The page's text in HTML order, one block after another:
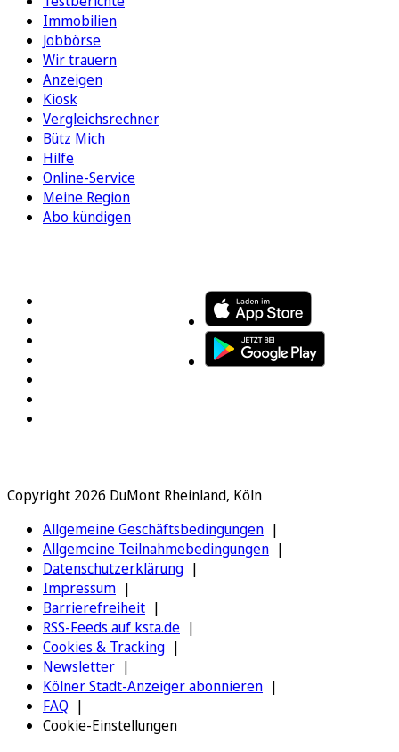
Immobilien
Jobbörse
Wir trauern
Anzeigen
Kiosk
Vergleichsrechner
Bütz Mich
Hilfe
Online-Service
Meine Region
Abo kündigen
Copyright 2026 DuMont Rheinland, Köln
Allgemeine Geschäftsbedingungen
Allgemeine Teilnahmebedingungen
Datenschutzerklärung
Impressum
Barrierefreiheit
RSS-Feeds auf ksta.de
Cookies & Tracking
Newsletter
Kölner Stadt-Anzeiger abonnieren
FAQ
Cookie-Einstellungen